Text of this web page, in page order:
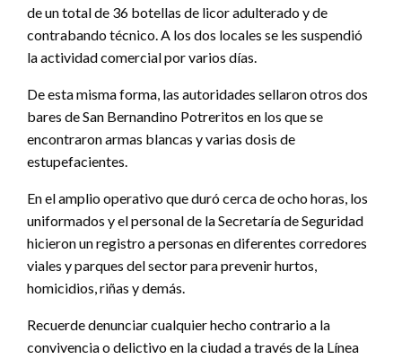
de un total de 36 botellas de licor adulterado y de
contrabando técnico. A los dos locales se les suspendió
la actividad comercial por varios días.
De esta misma forma, las autoridades sellaron otros dos
bares de San Bernandino Potreritos en los que se
encontraron armas blancas y varias dosis de
estupefacientes.
En el amplio operativo que duró cerca de ocho horas, los
uniformados y el personal de la Secretaría de Seguridad
hicieron un registro a personas en diferentes corredores
viales y parques del sector para prevenir hurtos,
homicidios, riñas y demás.
Recuerde denunciar cualquier hecho contrario a la
convivencia o delictivo en la ciudad a través de la Línea